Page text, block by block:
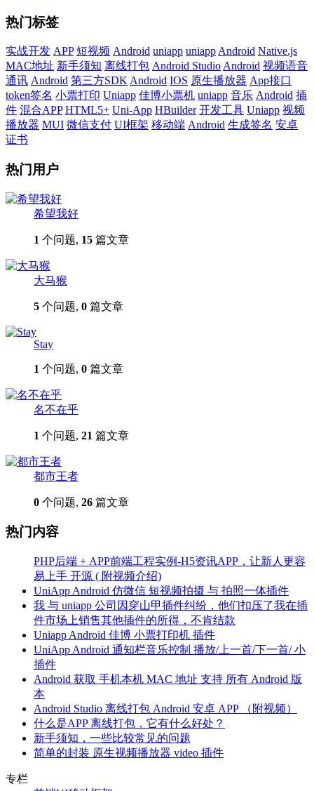
热门标签
实战开发 APP 短视频 Android uniapp uniapp Android Native.js
MAC地址 新手须知 离线打包 Android Studio Android 视频语音
通讯 Android 第三方SDK Android IOS 原生播放器 App接口
token签名 小票打印 Uniapp 佳博小票机 uniapp 音乐 Android 插
件 混合APP HTML5+ Uni-App HBuilder 开发工具 Uniapp 视频
播放器 MUI 微信支付 UI框架 移动端 Android 生成签名 安卓
证书
热门用户
希望我好
1 个问题, 15 篇文章
大马猴
5 个问题, 0 篇文章
Stay
1 个问题, 0 篇文章
名不在乎
1 个问题, 21 篇文章
都市王者
0 个问题, 26 篇文章
热门内容
PHP后端 + APP前端工程实例-H5资讯APP，让新人更容
易上手 开源 ( 附视频介绍)
UniApp Android 仿微信 短视频拍摄 与 拍照一体插件
我 与 uniapp 公司因穿山甲插件纠纷，他们扣压了我在插
件市场上销售其他插件的所得，不肯结款
Uniapp Android 佳博 小票打印机 插件
UniApp Android 通知栏音乐控制 播放/上一首/下一首/ 小
插件
Android 获取 手机本机 MAC 地址 支持 所有 Android 版
本
Android Studio 离线打包 Android 安卓 APP （附视频）
什么是APP 离线打包，它有什么好处？
新手须知，一些比较常见的问题
简单的封装 原生视频播放器 video 插件
专栏